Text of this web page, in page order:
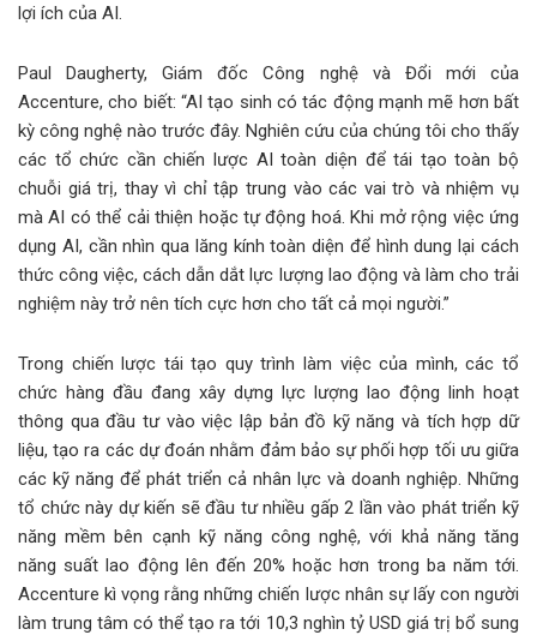
lợi ích của AI.
Paul Daugherty, Giám đốc Công nghệ và Đổi mới của
Accenture, cho biết: “AI tạo sinh có tác động mạnh mẽ hơn bất
kỳ công nghệ nào trước đây. Nghiên cứu của chúng tôi cho thấy
các tổ chức cần chiến lược AI toàn diện để tái tạo toàn bộ
chuỗi giá trị, thay vì chỉ tập trung vào các vai trò và nhiệm vụ
mà AI có thể cải thiện hoặc tự động hoá. Khi mở rộng việc ứng
dụng AI, cần nhìn qua lăng kính toàn diện để hình dung lại cách
thức công việc, cách dẫn dắt lực lượng lao động và làm cho trải
nghiệm này trở nên tích cực hơn cho tất cả mọi người.”
Trong chiến lược tái tạo quy trình làm việc của mình, các tổ
chức hàng đầu đang xây dựng lực lượng lao động linh hoạt
thông qua đầu tư vào việc lập bản đồ kỹ năng và tích hợp dữ
liệu, tạo ra các dự đoán nhằm đảm bảo sự phối hợp tối ưu giữa
các kỹ năng để phát triển cả nhân lực và doanh nghiệp. Những
tổ chức này dự kiến sẽ đầu tư nhiều gấp 2 lần vào phát triển kỹ
năng mềm bên cạnh kỹ năng công nghệ, với khả năng tăng
năng suất lao động lên đến 20% hoặc hơn trong ba năm tới.
Accenture kì vọng rằng những chiến lược nhân sự lấy con người
làm trung tâm có thể tạo ra tới 10,3 nghìn tỷ USD giá trị bổ sung